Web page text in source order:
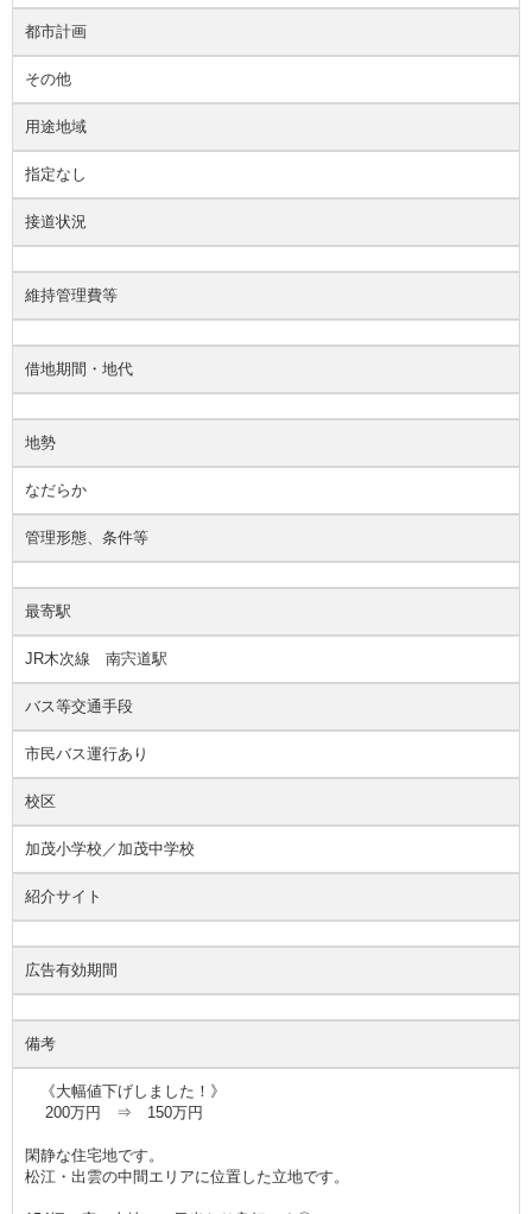
都市計画
その他
用途地域
指定なし
接道状況
維持管理費等
借地期間・地代
地勢
なだらか
管理形態、条件等
最寄駅
JR木次線 南宍道駅
バス等交通手段
市民バス運行あり
校区
加茂小学校／加茂中学校
紹介サイト
広告有効期間
備考
《大幅値下げしました！》
200万円 ⇒ 150万円
閑静な住宅地です。
松江・出雲の中間エリアに位置した立地です。